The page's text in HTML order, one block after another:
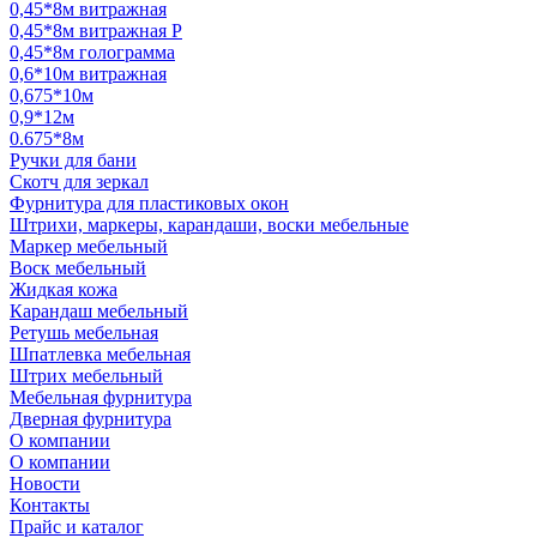
0,45*8м витражная
0,45*8м витражная Р
0,45*8м голограмма
0,6*10м витражная
0,675*10м
0,9*12м
0.675*8м
Ручки для бани
Скотч для зеркал
Фурнитура для пластиковых окон
Штрихи, маркеры, карандаши, воски мебельные
Маркер мебельный
Воск мебельный
Жидкая кожа
Карандаш мебельный
Ретушь мебельная
Шпатлевка мебельная
Штрих мебельный
Мебельная фурнитура
Дверная фурнитура
О компании
О компании
Новости
Контакты
Прайс и каталог